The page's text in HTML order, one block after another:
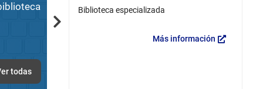
todas
Next
p.m. Biblioteca especializada
Más información